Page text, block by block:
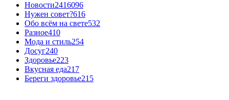
Новости2416096
Нужен совет?616
Обо всём на свете532
Разное410
Мода и стиль254
Досуг240
Здоровье223
Вкусная еда217
Береги здоровье215